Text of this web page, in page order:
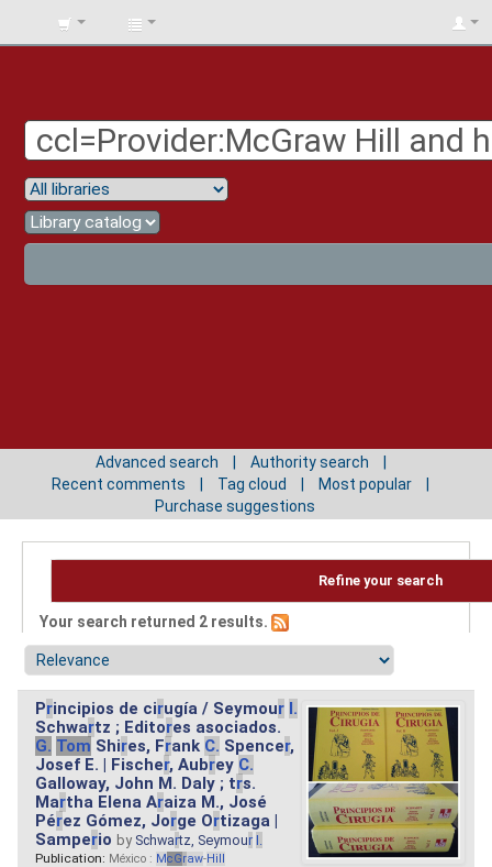
BIBLIOTECA
Advanced search
Authority search
Recent comments
Tag cloud
Most popular
Purchase suggestions
Refine your search
Your search returned 2 results.
Principios de cirugía / Seymour I.
Schwartz ; Editores asociados.
G. Tom Shires, Frank C. Spencer,
Josef E. | Fischer, Aubrey C.
Galloway, John M. Daly ; trs.
Martha Elena Araiza M., José
Pérez Gómez, Jorge Ortizaga |
Samperio by Schwartz, Seymour I.
Publication: México : McGraw-Hill